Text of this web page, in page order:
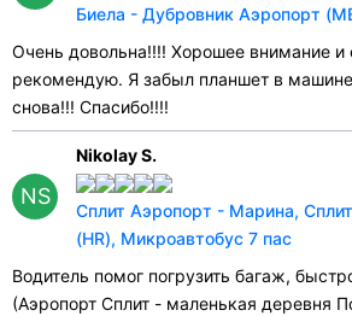
Биела - Дубровник Аэропорт
Очень довольна!!!! Хорошее внимание
рекомендую. Я забыл планшет в
снова!!! Спасибо!!!!
NS
Nikolay S.
Сплит Аэропорт - Марина,
(HR), Микроавтобус 7 пас
Водитель помог погрузить багаж,
(Аэропорт Сплит - маленькая деревня